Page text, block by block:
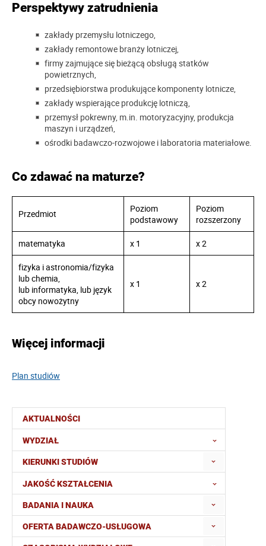
AKTUALNOŚCI
WYDZIAŁ
KIERUNKI STUDIÓW
JAKOŚĆ KSZTAŁCENIA
BADANIA I NAUKA
OFERTA BADAWCZO-USŁUGOWA
Perspektywy zatrudnienia
zakłady przemysłu lotniczego,
zakłady remontowe branży lotniczej,
firmy zajmujące się bieżącą obsługą statków
powietrznych,
przedsiębiorstwa produkujące komponenty lotnicze,
zakłady wspierające produkcję lotniczą,
przemysł pokrewny, m.in. motoryzacyjny, produkcja
maszyn i urządzeń,
ośrodki badawczo-rozwojowe i laboratoria materiałowe.
Co zdawać na maturze?
Przedmiot
Poziom
podstawowy
Poziom
rozszerzony
matematyka x 1 x 2
fizyka i astronomia/fizyka
lub chemia,
lub informatyka, lub język
obcy nowożytny
x 1 x 2
Więcej informacji
Plan studiów